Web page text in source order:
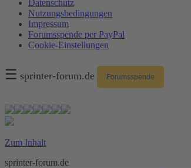
Datenschutz
Nutzungsbedingungen
Impressum
Forumsspende per PayPal
Cookie-Einstellungen
☰ sprinter-forum.de Forumsspende
Zum Inhalt
sprinter-forum.de